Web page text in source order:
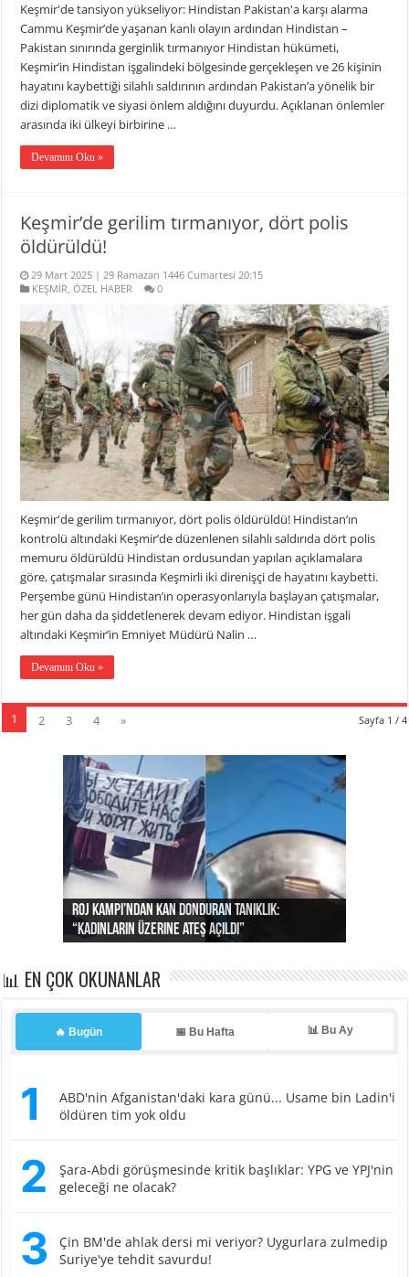
Keşmir'de tansiyon yükseliyor: Hindistan Pakistan'a karşı alarma
Cammu Keşmir’de yaşanan kanlı olayın ardından Hindistan –
Pakistan sınırında gerginlik tırmanıyor Hindistan hükümeti,
Keşmir’in Hindistan işgalindeki bölgesinde gerçekleşen ve 26 kişinin
hayatını kaybettiği silahlı saldırının ardından Pakistan’a yönelik bir
dizi diplomatik ve siyasi önlem aldığını duyurdu. Açıklanan önlemler
arasında iki ülkeyi birbirine …
Devamını Oku »
Keşmir’de gerilim tırmanıyor, dört polis
öldürüldü!
29 Mart 2025 | 29 Ramazan 1446 Cumartesi 20:15
KEŞMİR,ÖZEL HABER 0
Keşmir'de gerilim tırmanıyor, dört polis öldürüldü! Hindistan’ın
kontrolü altındaki Keşmir’de düzenlenen silahlı saldırıda dört polis
memuru öldürüldü Hindistan ordusundan yapılan açıklamalara
göre, çatışmalar sırasında Keşmirli iki direnişçi de hayatını kaybetti.
Perşembe günü Hindistan’ın operasyonlarıyla başlayan çatışmalar,
her gün daha da şiddetlenerek devam ediyor. Hindistan işgali
altındaki Keşmir’in Emniyet Müdürü Nalin …
Devamını Oku »
Sayfa 1 / 4
1 2 3 4 »
Roj Kampı’ndan kan donduran tanıklık:
“Kadınların üzerine ateş açıldı”
Ortadoğu’da tansiyon yükseliyor: Suriye’den
Irak’a misilleme tehdidi!
Dünyanın yapamadığını hayvan hakları örgütü
yaptı… İsrail’in “timsah” planına fren!
Suriye büyükelçisi duyurdu: Türk okuluna ön
kayıtlar başladı
Uygur olmanın bedeli: Bir videosu izlendi diye evi
basıldı, kabus yaşatıldı!
📊 EN ÇOK OKUNANLAR
🔥 Bugün 📅 Bu Hafta 📊 Bu Ay
1
ABD'nin Afganistan'daki kara günü... Usame bin Ladin'i
öldüren tim yok oldu
2
Şara-Abdi görüşmesinde kritik başlıklar: YPG ve YPJ'nin
geleceği ne olacak?
3
Çin BM'de ahlak dersi mi veriyor? Uygurlara zulmedip
Suriye'ye tehdit savurdu!